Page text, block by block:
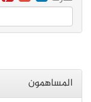
المساهمون